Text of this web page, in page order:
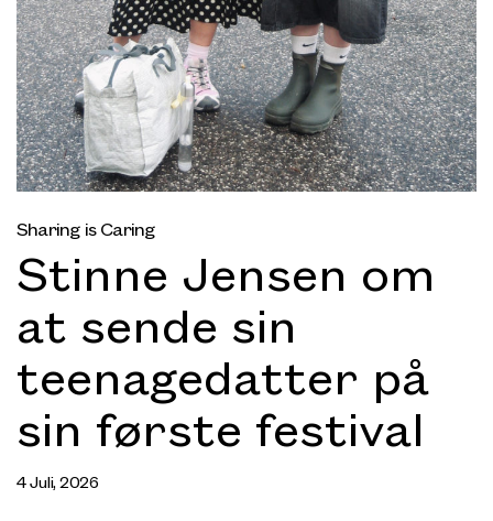
Sharing is Caring
Stinne Jensen om
at sende sin
teenagedatter på
sin første festival
4 Juli, 2026